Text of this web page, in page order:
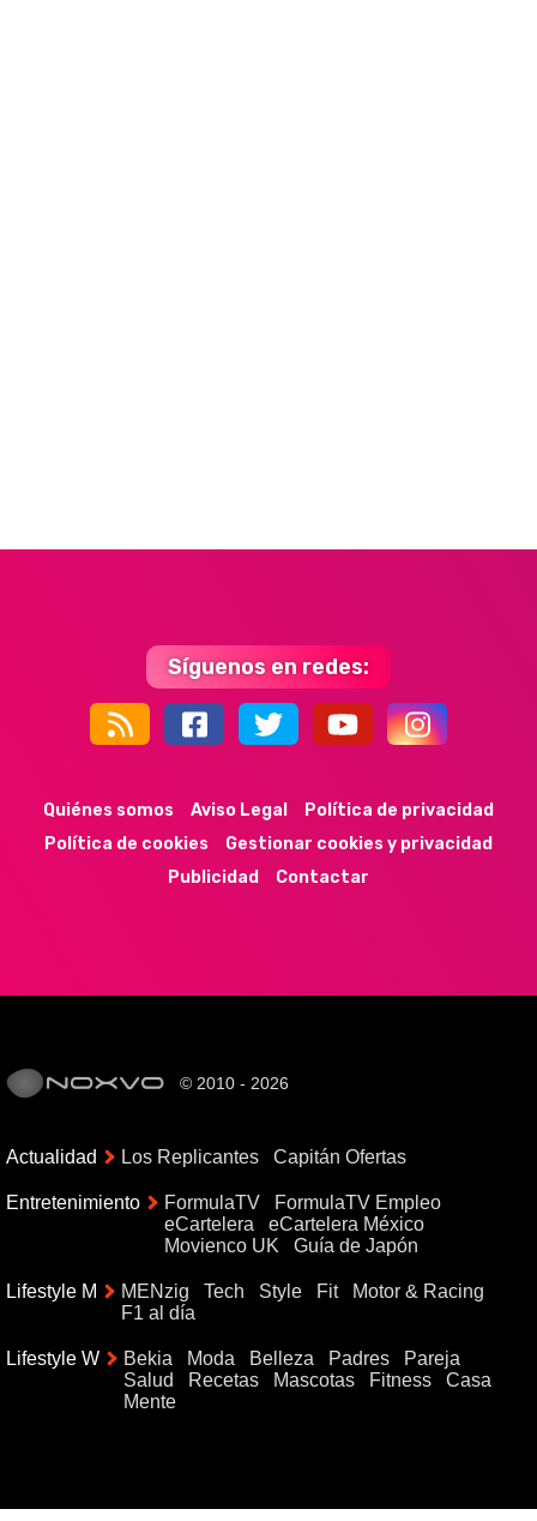
Síguenos en redes:
Quiénes somos Aviso Legal
Política de privacidad
Política de cookies
Gestionar cookies y privacidad
Publicidad
Contactar
© 2010 - 2026
Actualidad Los Replicantes Capitán Ofertas
Entretenimiento FormulaTV
FormulaTV Empleo
eCartelera
eCartelera México
Movienco UK
Guía de Japón
Lifestyle M MENzig Tech Style Fit
Motor & Racing
F1 al día
Lifestyle W Bekia Moda Belleza Padres
Pareja
Salud
Recetas Mascotas Fitness
Casa
Mente